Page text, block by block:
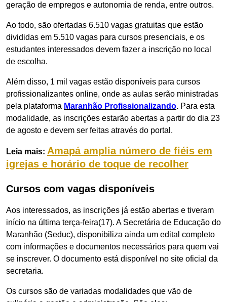
geração de empregos e autonomia de renda, entre outros.
Ao todo, são ofertadas 6.510 vagas gratuitas que estão
divididas em 5.510 vagas para cursos presenciais, e os
estudantes interessados devem fazer a inscrição no local
de escolha.
Além disso, 1 mil vagas estão disponíveis para cursos
profissionalizantes online, onde as aulas serão ministradas
pela plataforma Maranhão Profissionalizando. Para esta
modalidade, as inscrições estarão abertas a partir do dia 23
de agosto e devem ser feitas através do portal.
Leia mais: Amapá amplia número de fiéis em
igrejas e horário de toque de recolher
Cursos com vagas disponíveis
Aos interessados, as inscrições já estão abertas e tiveram
início na última terça-feira(17). A Secretária de Educação do
Maranhão (Seduc), disponibiliza ainda um edital completo
com informações e documentos necessários para quem vai
se inscrever. O documento está disponível no site oficial da
secretaria.
Os cursos são de variadas modalidades que vão de